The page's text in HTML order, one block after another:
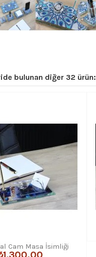
bulunan diğer 32 ürün:
Cam Masa İsimliği